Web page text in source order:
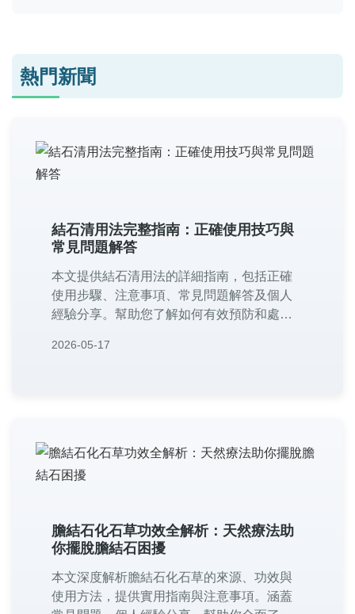
熱門新聞
結石清用法完整指南：正確使用技巧與
常見問題解答
本文提供結石清用法的詳細指南，包括正確
使用步驟、注意事項、常見問題解答及個人
經驗分享。幫助您了解如何有效預防和處理
關注泌尿健康的朋友參考。
2026-05-17
膽結石化石草功效全解析：天然療法助
你擺脫膽結石困擾
本文深度解析膽結石化石草的來源、功效與
使用方法，提供實用指南與注意事項。涵蓋